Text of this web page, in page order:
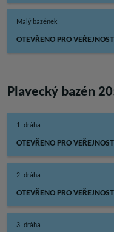
Malý bazének
OTEVŘENO PRO VEŘEJNOST
Plavecký bazén
1. dráha
OTEVŘENO PRO VEŘEJNOST
2. dráha
OTEVŘENO PRO VEŘEJNOST
3. dráha